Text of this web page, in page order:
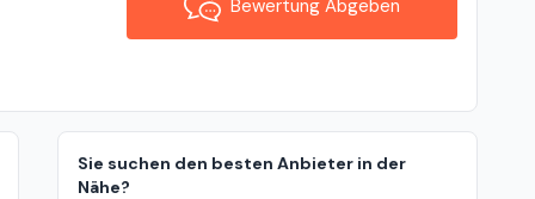
Bewertung Abgeben
Sie suchen den besten Anbieter in der
Nähe?